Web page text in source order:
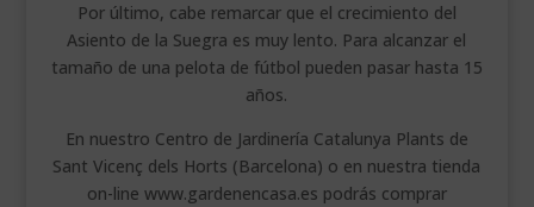
Por último, cabe remarcar que el crecimiento del
Asiento de la Suegra es muy lento. Para alcanzar el
tamaño de una pelota de fútbol pueden pasar hasta 15
años.
En nuestro Centro de Jardinería Catalunya Plants de
Sant Vicenç dels Horts (Barcelona) o en nuestra tienda
on-line www.gardenencasa.es podrás comprar